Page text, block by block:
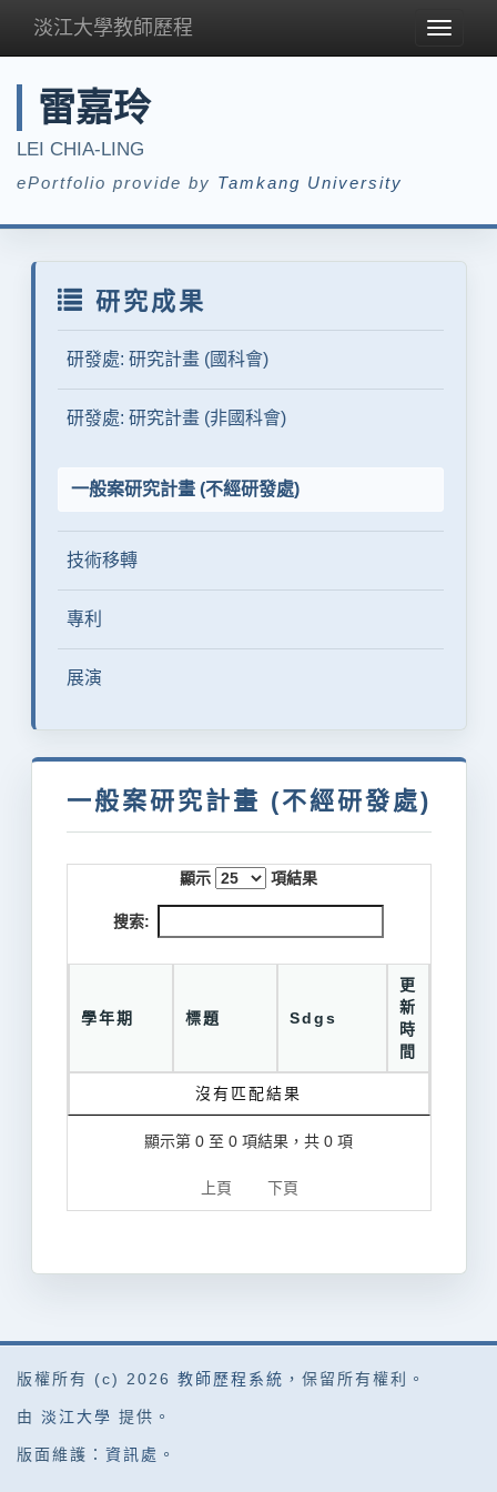
Toggle
淡江大學教師歷程
雷嘉玲
LEI CHIA-LING
ePortfolio provide by Tamkang University
研究成果
研發處: 研究計畫 (國科會)
研發處: 研究計畫 (非國科會)
一般案研究計畫 (不經研發處)
技術移轉
專利
展演
一般案研究計畫 (不經研發處)
顯示 項結果
搜索:
學年期 標題 Sdgs
更
新
時
間
沒有匹配結果
顯示第 0 至 0 項結果，共 0 項
上頁 下頁
版權所有 (c) 2026 教師歷程系統 ，保留所有權利。
由 淡江大學 提供。
版面維護： 資訊處 。